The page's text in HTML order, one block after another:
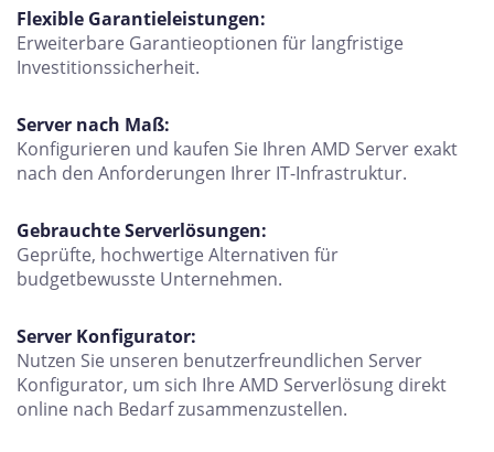
Flexible Garantieleistungen:
Erweiterbare Garantieoptionen für langfristige
Investitionssicherheit.
Server nach Maß:
Konfigurieren und kaufen Sie Ihren AMD Server exakt
nach den Anforderungen Ihrer IT-Infrastruktur.
Gebrauchte Serverlösungen:
Geprüfte, hochwertige Alternativen für
budgetbewusste Unternehmen.
Server Konfigurator:
Nutzen Sie unseren benutzerfreundlichen Server
Konfigurator, um sich Ihre AMD Serverlösung direkt
online nach Bedarf zusammenzustellen.